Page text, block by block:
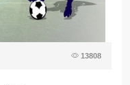
13808